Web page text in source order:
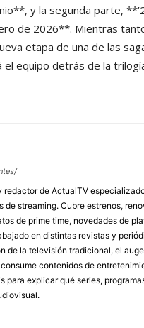
y la segunda parte,
de 2026**. Mientras
etapa de una de las
equipo detrás de la
redactor de ActualTV
de streaming. Cubre estrenos,
de prime time, novedades de
en distintas revistas y
de la televisión tradicional, el
contenidos de
para explicar qué series,